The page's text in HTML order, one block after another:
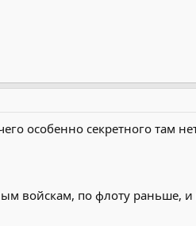
особенно секретного там
войскам, по флоту раньше, и